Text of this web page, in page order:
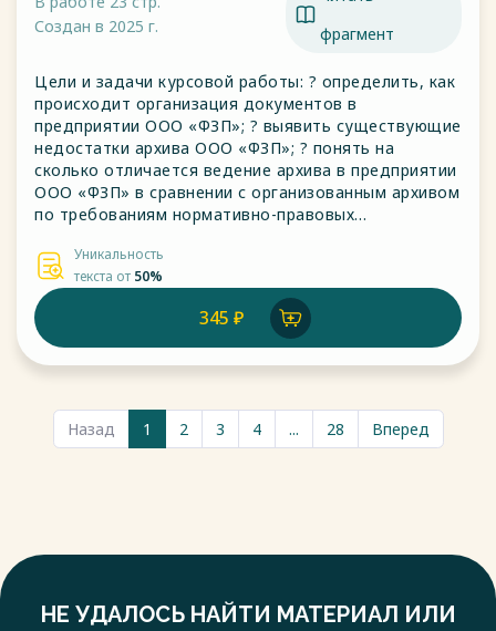
Создан в 2025 г.
фрагмент
Цели и задачи курсовой работы: ? определить, как
происходит организация документов в
предприятии ООО «ФЗП»; ? выявить существующие
недостатки архива ООО «ФЗП»; ? понять на
сколько отличается ведение архива в предприятии
ООО «ФЗП» в сравнении с организованным архивом
по требованиям нормативно-правовых
Уникальность
текста от 50%
345 ₽
Назад 1 2 3 4 ... 28 Вперед
НЕ УДАЛОСЬ НАЙТИ МАТЕРИАЛ ИЛИ